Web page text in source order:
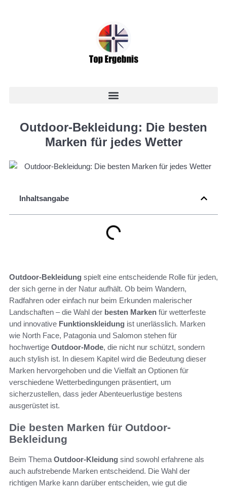
Outdoor-Bekleidung: Die besten
Marken für jedes Wetter
Inhaltsangabe
Outdoor-Bekleidung spielt eine entscheidende Rolle für jeden,
der sich gerne in der Natur aufhält. Ob beim Wandern,
Radfahren oder einfach nur beim Erkunden malerischer
Landschaften – die Wahl der besten Marken für wetterfeste
und innovative Funktionskleidung ist unerlässlich. Marken
wie North Face, Patagonia und Salomon stehen für
hochwertige Outdoor-Mode, die nicht nur schützt, sondern
auch stylish ist. In diesem Kapitel wird die Bedeutung dieser
Marken hervorgehoben und die Vielfalt an Optionen für
verschiedene Wetterbedingungen präsentiert, um
sicherzustellen, dass jeder Abenteuerlustige bestens
ausgerüstet ist.
Die besten Marken für Outdoor-
Bekleidung
Beim Thema Outdoor-Kleidung sind sowohl erfahrene als
auch aufstrebende Marken entscheidend. Die Wahl der
richtigen Marke kann darüber entscheiden, wie gut die